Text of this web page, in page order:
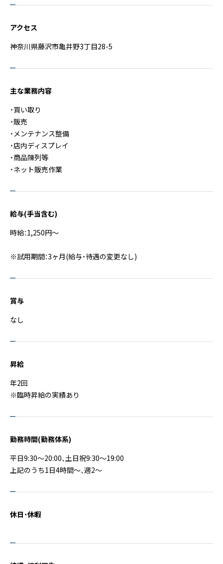
アクセス
神奈川県藤沢市亀井野3丁目28-5
主な業務内容
・買い取り
・販売
・メンテナンス整備
・店内ディスプレイ
・商品陳列等
・ネット販売作業
給与(手当含む)
時給：1,250円～
※試用期間：3ヶ月(給与・待遇の変更なし)
賞与
なし
昇給
年2回
※臨時昇給の実績あり
勤務時間(勤務体系)
平日9:30〜20:00、土日祝9:30〜19:00
上記のうち1日4時間～、週2～
休日・休暇